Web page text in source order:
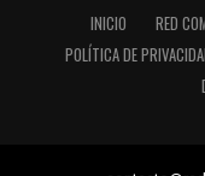
INICIO RED
POLÍTICA DE